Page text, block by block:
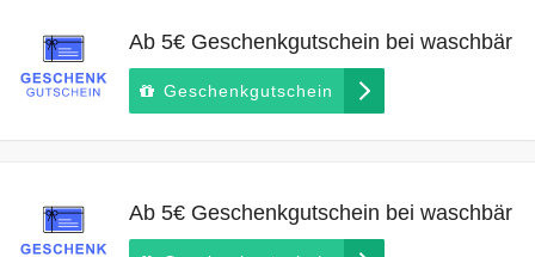
Ab 5€ Geschenkgutschein bei waschbär
Geschenkgutschein
Ab 5€ Geschenkgutschein bei waschbär